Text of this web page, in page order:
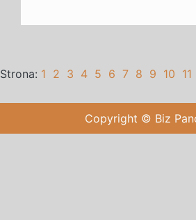
Strona: 1 2 3 4 5 6 7 8 9 10 11
Copyright © Biz